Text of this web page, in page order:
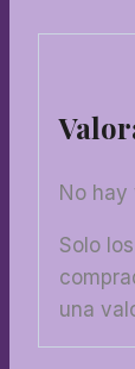
No hay
Solo
una